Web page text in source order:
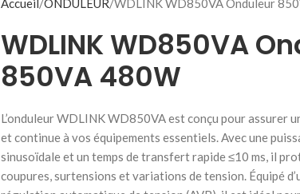
Accueil ONDULEUR WDLINK WD850VA Onduleur
WDLINK WD850VA
850VA 480W
L’onduleur WDLINK WD850VA est conçu pour assurer
et continue à vos équipements essentiels. Avec une
sinusoïdale et un temps de transfert rapide ≤10 ms, il
coupures, surtensions et variations de tension. Équipé